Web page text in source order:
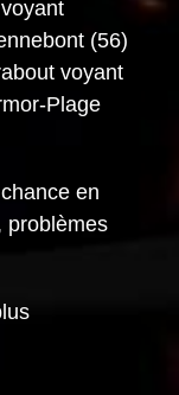
(56)
voyant
Plage
en
problèmes